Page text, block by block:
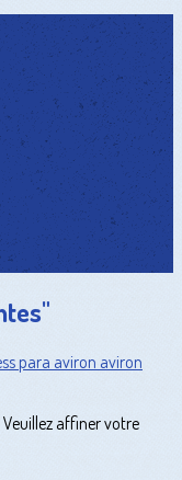
para aviron aviron
affiner votre